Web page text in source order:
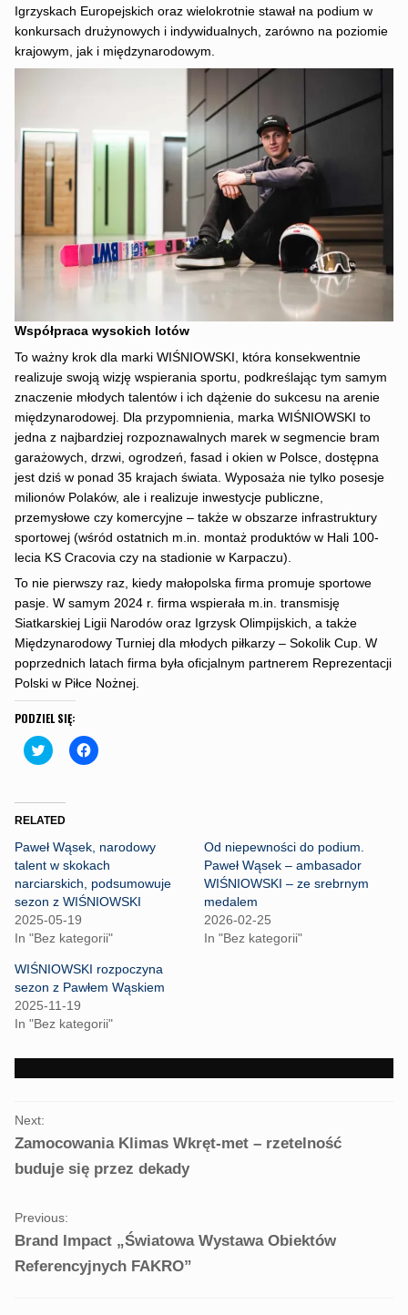
Igrzyskach Europejskich oraz wielokrotnie stawał na podium w
konkursach drużynowych i indywidualnych, zarówno na poziomie
krajowym, jak i międzynarodowym.
Współpraca wysokich lotów
To ważny krok dla marki WIŚNIOWSKI, która konsekwentnie
realizuje swoją wizję wspierania sportu, podkreślając tym samym
znaczenie młodych talentów i ich dążenie do sukcesu na arenie
międzynarodowej. Dla przypomnienia, marka WIŚNIOWSKI to
jedna z najbardziej rozpoznawalnych marek w segmencie bram
garażowych, drzwi, ogrodzeń, fasad i okien w Polsce, dostępna
jest dziś w ponad 35 krajach świata. Wyposaża nie tylko posesje
milionów Polaków, ale i realizuje inwestycje publiczne,
przemysłowe czy komercyjne – także w obszarze infrastruktury
sportowej (wśród ostatnich m.in. montaż produktów w Hali 100-
lecia KS Cracovia czy na stadionie w Karpaczu).
To nie pierwszy raz, kiedy małopolska firma promuje sportowe
pasje. W samym 2024 r. firma wspierała m.in. transmisję
Siatkarskiej Ligii Narodów oraz Igrzysk Olimpijskich, a także
Międzynarodowy Turniej dla młodych piłkarzy – Sokolik Cup. W
poprzednich latach firma była oficjalnym partnerem Reprezentacji
Polski w Piłce Nożnej.
PODZIEL SIĘ:
C
l
t
o
h
a
r
e
o
n
T
w
i
t
e
r
(
O
p
e
s
n
i
n
d
o
C
l
h
a
r
e
o
n
c
b
o
o
k
O
p
n
i
w
i
n
d
RELATED
Paweł Wąsek, narodowy
talent w skokach
narciarskich, podsumowuje
sezon z WIŚNIOWSKI
2025-05-19
In "Bez kategorii"
Od niepewności do podium.
Paweł Wąsek – ambasador
WIŚNIOWSKI – ze srebrnym
medalem
2026-02-25
In "Bez kategorii"
WIŚNIOWSKI rozpoczyna
sezon z Pawłem Wąskiem
2025-11-19
In "Bez kategorii"
PORTFOLIO
NAVIGATION
Previous:
Brand Impact „Światowa Wystawa Obiektów
Referencyjnych FAKRO”
Next:
Zamocowania Klimas Wkręt-met – rzetelność
buduje się przez dekady